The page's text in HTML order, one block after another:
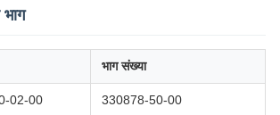
भाग संख्या
02-00 330878-50-00